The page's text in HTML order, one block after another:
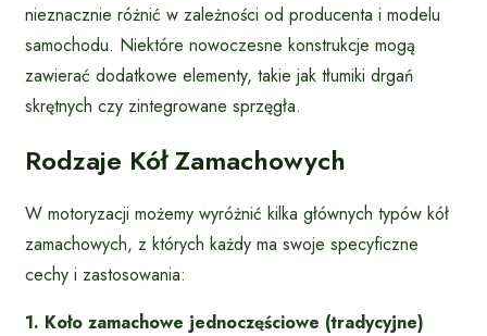
nieznacznie różnić w zależności od producenta i modelu
samochodu. Niektóre nowoczesne konstrukcje mogą
zawierać dodatkowe elementy, takie jak tłumiki drgań
skrętnych czy zintegrowane sprzęgła.
Rodzaje Kół Zamachowych
W motoryzacji możemy wyróżnić kilka głównych typów kół
zamachowych, z których każdy ma swoje specyficzne
cechy i zastosowania:
1. Koło zamachowe jednoczęściowe (tradycyjne)